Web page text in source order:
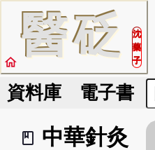
醫砭
沈
藥
子
home
資料庫 電子書
book_2
中華針灸